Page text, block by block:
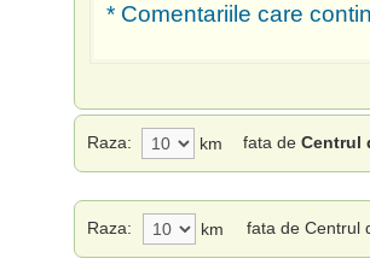
* Comentariile care
Raza: km fata de Centrul
Raza: km fata de Centrul